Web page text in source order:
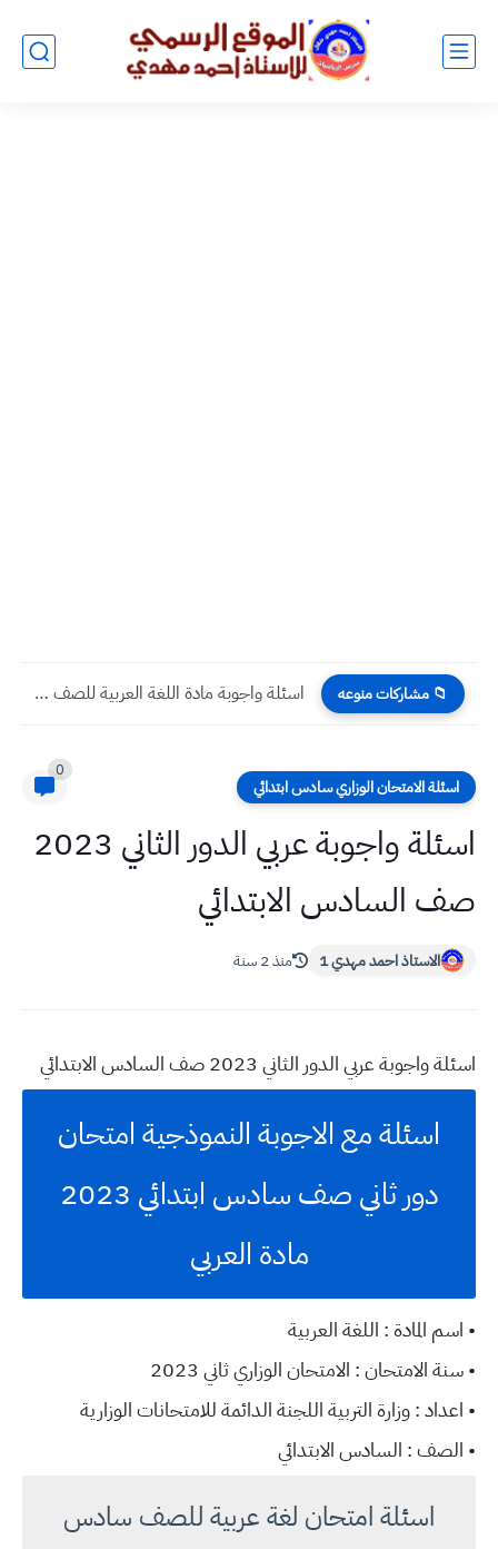
📁 مشاركات منوعه اسئلة واجوبة مادة اللغة العربية للصف الثاني المتوسط الاسبوع الثالث...
اسئلة الامتحان الوزاري سادس ابتدائي
0
اسئلة واجوبة عربي الدور الثاني 2023
صف السادس الابتدائي
الاستاذ احمد مهدي 1 منذ 2 سنة
اسئلة واجوبة عربي الدور الثاني 2023 صف السادس الابتدائي
اسئلة مع الاجوبة النموذجية امتحان
دور ثاني صف سادس ابتدائي 2023
مادة العربي
• اسم المادة : اللغة العربية
• سنة الامتحان : الامتحان الوزاري ثاني 2023
• اعداد : وزارة التربية اللجنة الدائمة للامتحانات الوزارية
• الصف : السادس الابتدائي
اسئلة امتحان لغة عربية للصف سادس